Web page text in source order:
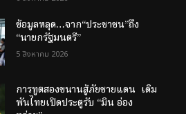
ข้อมูลหลุด…จาก“ประชาชน”ถึง
“นายกรัฐมนตรี”
5 สิงหาคม 2026
การทูตสองขนานสู้ภัยชายแดน เดิม
พันไทยเปิดประตูรับ “มิน อ่อง